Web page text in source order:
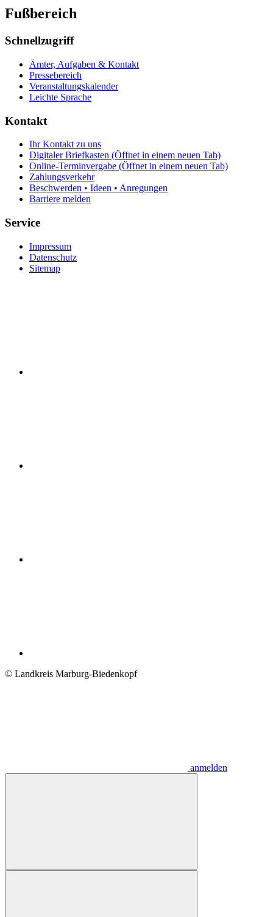
Fußbereich
Schnellzugriff
Ämter, Aufgaben & Kontakt
Pressebereich
Veranstaltungskalender
Leichte Sprache
Kontakt
Ihr Kontakt zu uns
Digitaler Briefkasten (Öffnet in einem neuen Tab)
Online-Terminvergabe (Öffnet in einem neuen Tab)
Zahlungsverkehr
Beschwerden • Ideen • Anregungen
Barriere melden
Service
Impressum
Datenschutz
Sitemap
© Landkreis Marburg-Biedenkopf
anmelden